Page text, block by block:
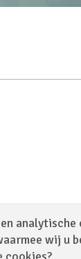
analytische
wij u